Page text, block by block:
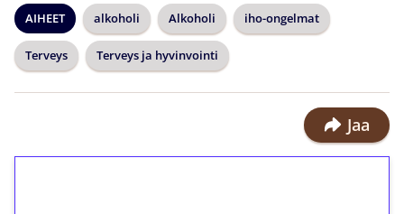
AIHEET alkoholi Alkoholi iho-ongelmat
Terveys Terveys ja hyvinvointi
Jaa